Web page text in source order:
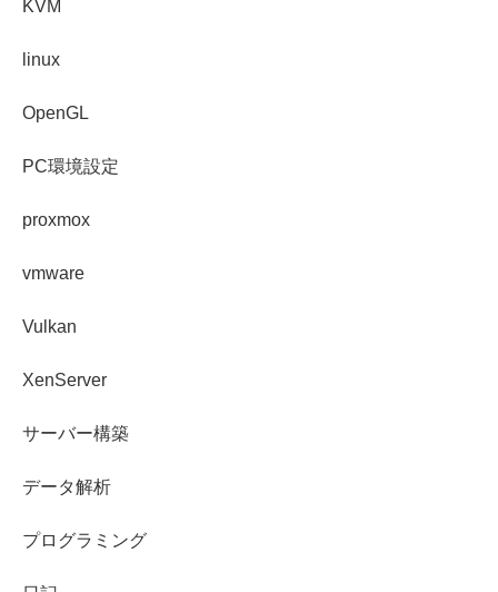
KVM
linux
OpenGL
PC環境設定
proxmox
vmware
Vulkan
XenServer
サーバー構築
データ解析
プログラミング